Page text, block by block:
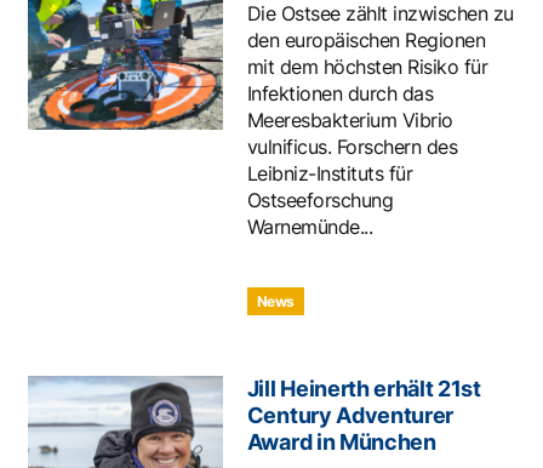
Die Ostsee zählt inzwischen zu
den europäischen Regionen
mit dem höchsten Risiko für
Infektionen durch das
Meeresbakterium Vibrio
vulnificus. Forschern des
Leibniz-Instituts für
Ostseeforschung
Warnemünde...
News
Jill Heinerth erhält 21st
Century Adventurer
Award in München